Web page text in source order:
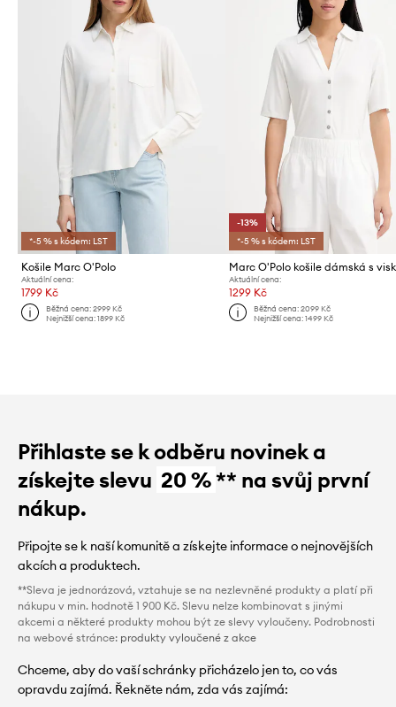
*-5 % s kódem: LST
Košile Marc O'Polo
Aktuální cena:
1799 Kč
Běžná cena:2999 Kč
Nejnižší cena:1899 Kč
-13%
*-5 % s kódem: LST
Marc O'Polo košile dámská s
Aktuální cena:
1299 Kč
Běžná cena: 2099 Kč
Nejnižší cena: 1499 Kč
Přihlaste se k odběru novinek a
získejte slevu 20 %** na svůj první
nákup.
Připojte se k naší komunitě a získejte informace o nejnovějších
akcích a produktech.
**Sleva je jednorázová, vztahuje se na nezlevněné produkty a platí při
nákupu v min. hodnotě 1 900 Kč. Slevu nelze kombinovat s jinými
akcemi a některé produkty mohou být ze slevy vyloučeny. Podrobnosti
na webové stránce: produkty vyloučené z akce
Chceme, aby do vaší schránky přicházelo jen to, co vás
opravdu zajímá. Řekněte nám, zda vás zajímá: